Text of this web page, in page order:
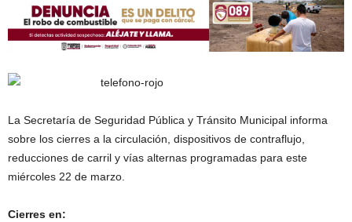
La Secretaría de Seguridad Pública y Tránsito Municipal informa
sobre los cierres a la circulación, dispositivos de contraflujo,
reducciones de carril y vías alternas programadas para este
miércoles 22 de marzo.
Cierres en: